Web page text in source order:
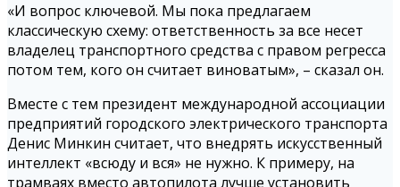
«И вопрос ключевой. Мы пока предлагаем
классическую схему: ответственность за все несет
владелец транспортного средства с правом регресса
потом тем, кого он считает виноватым», – сказал он.
Вместе с тем президент международной ассоциации
предприятий городского электрического транспорта
Денис Минкин считает, что внедрять искусственный
интеллект «всюду и вся» не нужно. К примеру, на
трамваях вместо автопилота лучше установить